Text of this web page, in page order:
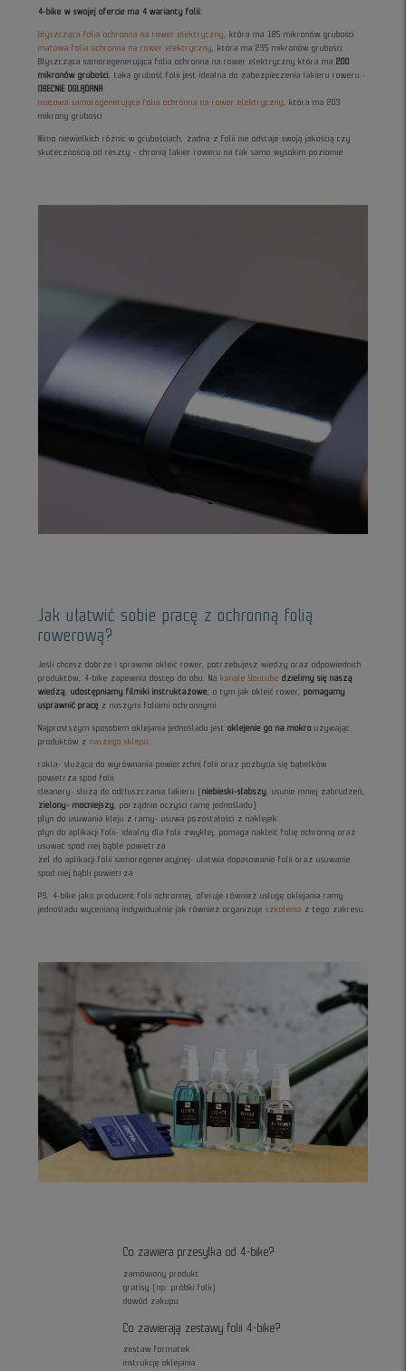
4-bike w swojej ofercie ma 4 warianty folii:
błyszcząca folia ochronna na rower elektryczny, która ma 185 mikronów grubości
matowa folia ochronna na rower elektryczny, która ma 235 mikronów grubości
Błyszcząca samoregenerująca folia ochronna na rower elektryczny która ma200
mikronów grubości, taka grubość folii jest idealna do zabezpieczenia lakieru roweru.-
OBECNIE OGLĄDANA
matowa samoregenerująca folia ochronna na rower elektryczny, która ma 203
mikrony grubości
Mimo niewielkich różnic w grubościach, żadna z folii nie odstaje swoją jakością czy
skutecznością od reszty - chronią lakier roweru na tak samo wysokim poziomie.
Jak ułatwić sobie pracę z ochronną folią
rowerową?
Jeśli chcesz dobrze i sprawnie okleić rower, potrzebujesz wiedzy oraz odpowiednich
produktów, 4-bike zapewnia dostęp do obu. Na kanale Youtube dzielimy się naszą
wiedzą,udostępniamy filmiki instruktażowe, o tym jak okleić rower,pomagamy
usprawnić pracę z naszymi foliami ochronnymi.
Najprostszym sposobem oklejania jednośladu jestoklejenie go na mokro używając
produktów znaszego sklepu.
rakla- służąca do wyrównania powierzchni folii oraz pozbycia się bąbelków
powietrza spod folii
cleanery- służą do odtłuszczania lakieru (niebieski-słabszy, usunie mniej zabrudzeń,
zielony- mocniejszy, porządnie oczyści ramę jednośladu)
płyn do usuwania kleju z ramy- usuwa pozostałości z naklejek
płyn do aplikacji folii- idealny dla folii zwykłej, pomaga nakleić folię ochronną oraz
usuwać spod niej bąble powietrza
żel do aplikacji folii samoregeneracyjnej- ułatwia dopasowanie folii oraz usuwanie
spod niej bąbli powietrza
PS. 4-bike jako producent folii ochronnej, oferuje również usługę oklejania ramy
jednośladu wycenianą indywidualnie jak również organizujeszkolenia z tego zakresu.
Co zawiera przesyłka od 4-bike?
zamówiony produkt
gratisy (np. próbki folii)
dowód zakupu
Co zawierają zestawy folii 4-bike?
zestaw formatek
instrukcję oklejania